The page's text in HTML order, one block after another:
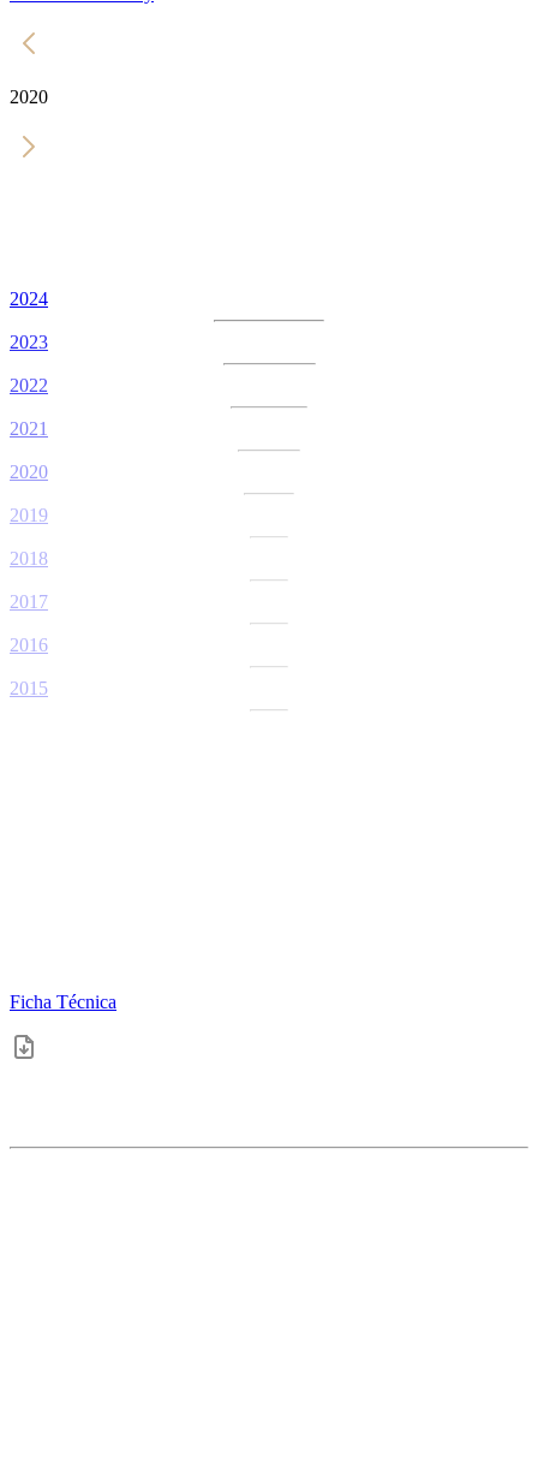
2020
2024
2023
2022
2021
2020
2019
2018
2017
2016
2015
Ficha Técnica